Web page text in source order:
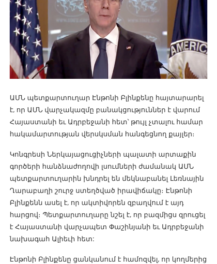
ԱՄՆ պետքարտուղար Էնթոնի Բլինքենը հայտարարել
է, որ ԱՄՆ վարչակազմը բանակցություններ է վարում
Հայաստանի եւ Ադրբեջանի հետ՝ թույլ չտալու համար
հակամարտության վերսկսման հանգեցնող քայլեր։
Կոնգրեսի Ներկայացուցիչների պալատի արտաքին
գործերի հանձնաժողովի լսումների ժամանակ ԱՄՆ
պետքարտուղարին խնդրել են մեկնաբանել Լեռնային
Ղարաբաղի շուրջ ստեղծված իրավիճակը։ Էնթոնի
Բլինքենն ասել է, որ ակտիվորեն զբաղվում է այդ
հարցով։ Պետքարտուղարը նշել է, որ բազմիցս զրուցել
է Հայաստանի վարչապետ Փաշինյանի եւ Ադրբեջանի
նախագահ Ալիեւի հետ:
Էնթոնի Բլինքենը ցանկանում է համոզվել, որ կողմերից